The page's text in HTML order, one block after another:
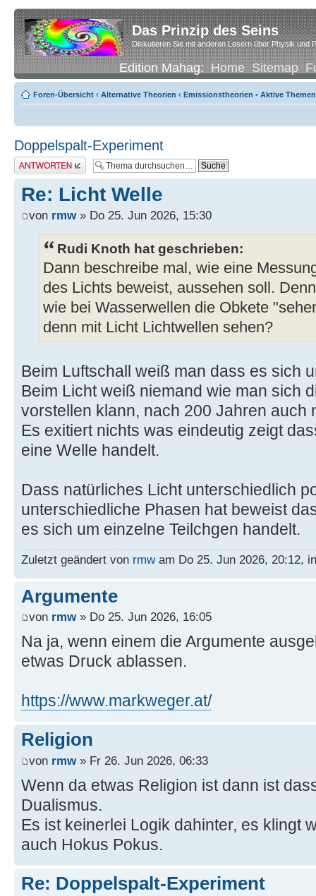
Das Prinzip des Seins
Diskutieren Sie mit anderen Lesern über Physik und
Edition Mahag:Home Sitemap
Foren-Übersicht ‹ Alternative Theorien ‹ Emissionstheorien • Aktive Themen
Doppelspalt-Experiment
Antwort erstellen
Re: Licht Welle
von rmw» Do 25. Jun 2026, 15:30
Rudi Knoth hat geschrieben:
Dann beschreibe mal, wie eine
des Lichts beweist, aussehen soll.
wie bei Wasserwellen die Obkete
denn mit Licht Lichtwellen sehen?
Beim Luftschall weiß man dass es sich
Beim Licht weiß niemand wie man sich
vorstellen klann, nach 200 Jahren auch
Es exitiert nichts was eindeutig zeigt
eine Welle handelt.
Dass natürliches Licht unterschiedlich
unterschiedliche Phasen hat beweist
es sich um einzelne Teilchgen handelt.
Zuletzt geändert von rmwam Do 25. Jun 2026, 20:12,
Argumente
von rmw» Do 25. Jun 2026, 16:05
Na ja, wenn einem die Argumente
etwas Druck ablassen.
https://www.markweger.at/
Religion
von rmw» Fr 26. Jun 2026, 06:33
Wenn da etwas Religion ist dann ist
Dualismus.
Es ist keinerlei Logik dahinter, es klingt
auch Hokus Pokus.
Re: Doppelspalt-Experiment